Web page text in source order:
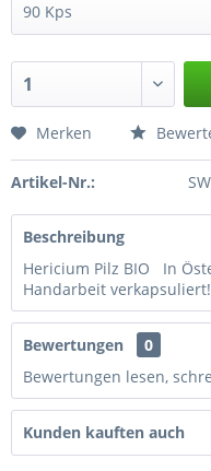
Merken
Artikel-Nr.:
Beschreibung
Hericium Pilz BIO In
Handarbeit verkapsuliert!
Bewertungen
0
Bewertungen lesen,
Kunden kauften auch